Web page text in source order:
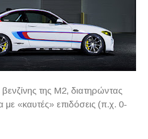
της M2, διατηρώντας
με «καυτές» επιδόσεις (π.χ. 0-